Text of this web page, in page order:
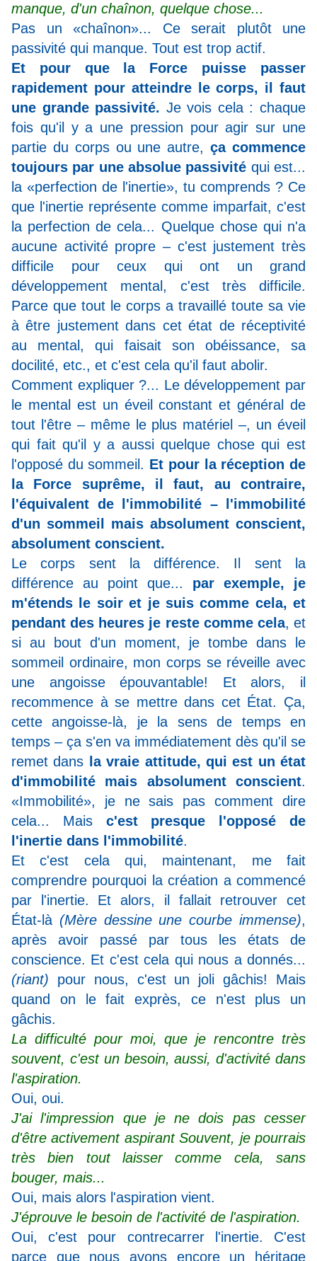
manque, d'un chaînon, quelque chose...
Pas un «chaînon»... Ce serait plutôt une
passivité qui manque. Tout est trop actif.
Et pour que la Force puisse passer
rapidement pour atteindre le corps, il faut
une grande passivité. Je vois cela : chaque
fois qu'il y a une pression pour agir sur une
partie du corps ou une autre,ça commence
toujours par une absolue passivité qui est...
la «perfection de l'inertie», tu comprends ? Ce
que l'inertie représente comme imparfait, c'est
la perfection de cela... Quelque chose qui n'a
aucune activité propre – c'est justement très
difficile pour ceux qui ont un grand
développement mental, c'est très difficile.
Parce que tout le corps a travaillé toute sa vie
à être justement dans cet état de réceptivité
au mental, qui faisait son obéissance, sa
docilité, etc., et c'est cela qu'il faut abolir.
Comment expliquer ?... Le développement par
le mental est un éveil constant et général de
tout l'être – même le plus matériel –, un éveil
qui fait qu'il y a aussi quelque chose qui est
l'opposé du sommeil. Et pour la réception de
la Force suprême, il faut, au contraire,
l'équivalent de l'immobilité – l'immobilité
d'un sommeil mais absolument conscient,
absolument conscient.
Le corps sent la différence. Il sent la
différence au point que... par exemple, je
m'étends le soir et je suis comme cela, et
pendant des heures je reste comme cela, et
si au bout d'un moment, je tombe dans le
sommeil ordinaire, mon corps se réveille avec
une angoisse épouvantable! Et alors, il
recommence à se mettre dans cet État. Ça,
cette angoisse-là, je la sens de temps en
temps – ça s'en va immédiatement dès qu'il se
remet dans
la vraie attitude, qui est un état
d'immobilité mais absolument conscient.
«Immobilité», je ne sais pas comment dire
cela... Mais c'est presque l'opposé de
l'inertie dans l'immobilité.
Et c'est cela qui, maintenant, me fait
comprendre pourquoi la création a commencé
par l'inertie. Et alors, il fallait retrouver cet
État-là (Mère dessine une courbe immense),
après avoir passé par tous les états de
conscience. Et c'est cela qui nous a donnés...
(riant) pour nous, c'est un joli gâchis! Mais
quand on le fait exprès, ce n'est plus un
gâchis.
La difficulté pour moi, que je rencontre très
souvent, c'est un besoin, aussi, d'activité dans
l'aspiration.
Oui, oui.
J'ai l'impression que je ne dois pas cesser
d'être activement aspirant Souvent, je pourrais
très bien tout laisser comme cela, sans
bouger, mais...
Oui, mais alors l'aspiration vient.
J'éprouve le besoin de l'activité de l'aspiration.
Oui, c'est pour contrecarrer l'inertie. C'est
parce que nous avons encore un héritage